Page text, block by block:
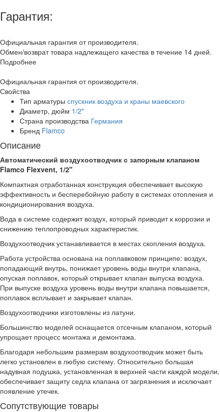
Гарантия:
Официальная гарантия от производителя.
Обмен/возврат товара надлежащего качества в течение 14 дней.
Подробнее
Официальная гарантия от производителя.
Свойства
Тип арматуры спускник воздуха и краны маевского
Диаметр, дюйм 1/2"
Страна производства Германия
Бренд Flamco
Описание
Автоматический воздухоотводчик с запорным клапаном
Flamco Flexvent, 1/2"
Компактная отработанная конструкция обеспечивает высокую
эффективность и бесперебойную работу в системах отопления и
кондиционирования воздуха.
Вода в системе содержит воздух, который приводит к коррозии и
снижению теплопроводных характеристик.
Воздухоотводчик устанавливается в местах скопления воздуха.
Работа устройства основана на поплавковом принципе: воздух,
попадающий внутрь, понижает уровень воды внутри клапана,
опуская поплавок, который открывает клапан выпуска воздуха.
При выпуске воздуха уровень воды внутри клапана повышается,
поплавок всплывает и закрывает клапан.
Воздухоотводчики изготовлены из латуни.
Большинство моделей оснащается отсечным клапаном, который
упрощает процесс монтажа и демонтажа.
Благодаря небольшим размерам воздухоотводчик может быть
легко установлен в любую систему. Относительно большая
надувная подушка, установленная в верхней части каждой модели,
обеспечивает защиту седла клапана от загрязнения и исключает
появление утечек.
Сопутствующие товары